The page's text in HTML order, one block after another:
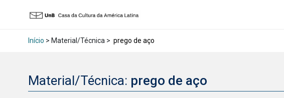
Início > Material/Técnica > prego de aço
Material/Técnica: prego de aço